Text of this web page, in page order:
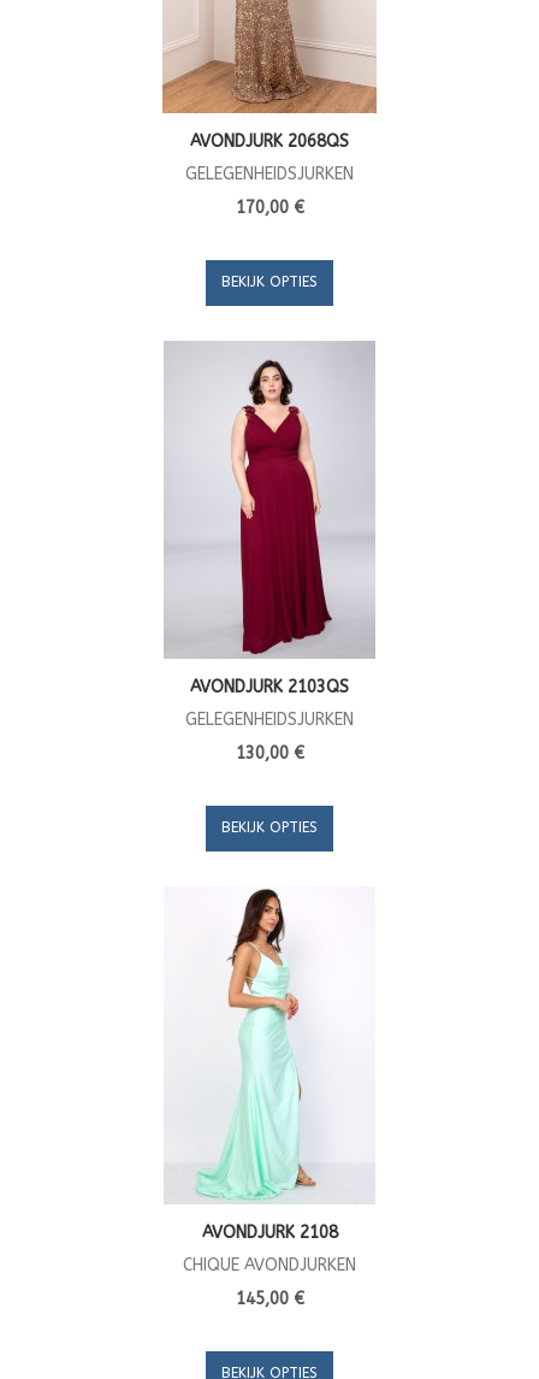
AVONDJURK 2068QS
GELEGENHEIDSJURKEN
170,00 €
BEKIJK OPTIES
AVONDJURK 2103QS
GELEGENHEIDSJURKEN
130,00 €
BEKIJK OPTIES
AVONDJURK 2108
CHIQUE AVONDJURKEN
145,00 €
BEKIJK OPTIES